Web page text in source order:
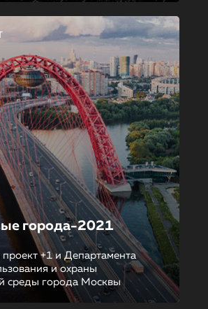
города-2021
+1 и Департамента
и охраны
среды города Москвы